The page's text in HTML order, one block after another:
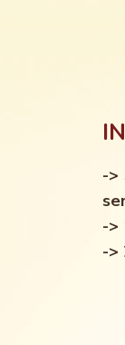
->
->
->